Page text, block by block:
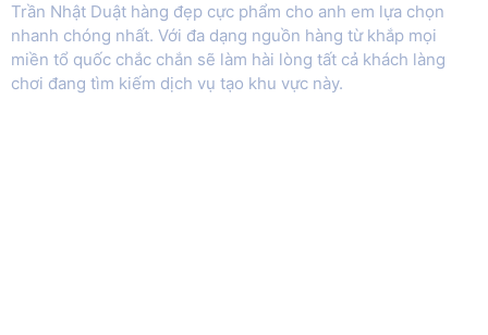
Trần Nhật Duật hàng đẹp cực phẩm cho anh em lựa chọn
nhanh chóng nhất. Với đa dạng nguồn hàng từ khắp mọi
miền tổ quốc chắc chắn sẽ làm hài lòng tất cả khách làng
chơi đang tìm kiếm dịch vụ tạo khu vực này.